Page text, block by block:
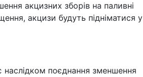
акцизних зборів на паливні
акцизи будуть підніматися у
наслідком поєднання зменшення